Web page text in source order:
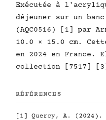
Exécutée à
déjeuner sur un
(AQC0516) [1] par
10.0 × 15.0 cm.
en 2024 en
collection [7517]
RÉFÉRENCES
[1] Quercy, A. (2024).